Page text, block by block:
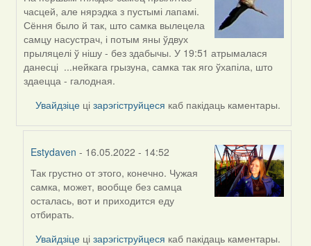
In
reply
to
by
Harrier
часцей, але нярэдка з пустымі лапамі.
Сёння было й так, што самка вылецела
самцу насустрач, і потым яны ўдвух
прыляцелі ў нішу - без здабычы. У 19:51 атрымалася
данесці ...нейкага грызуна, самка так яго ўхапіла, што
здаецца - галодная.
Увайдзіце цізарэгіструйцеся каб пакідаць каментары.
Estydaven - 16.05.2022 - 14:52
In
reply
to
by
Lighty
Так грустно от этого, конечно. Чужая
самка, может, вообще без самца
осталась, вот и приходится еду
отбирать.
Увайдзіце цізарэгіструйцеся каб пакідаць каментары.